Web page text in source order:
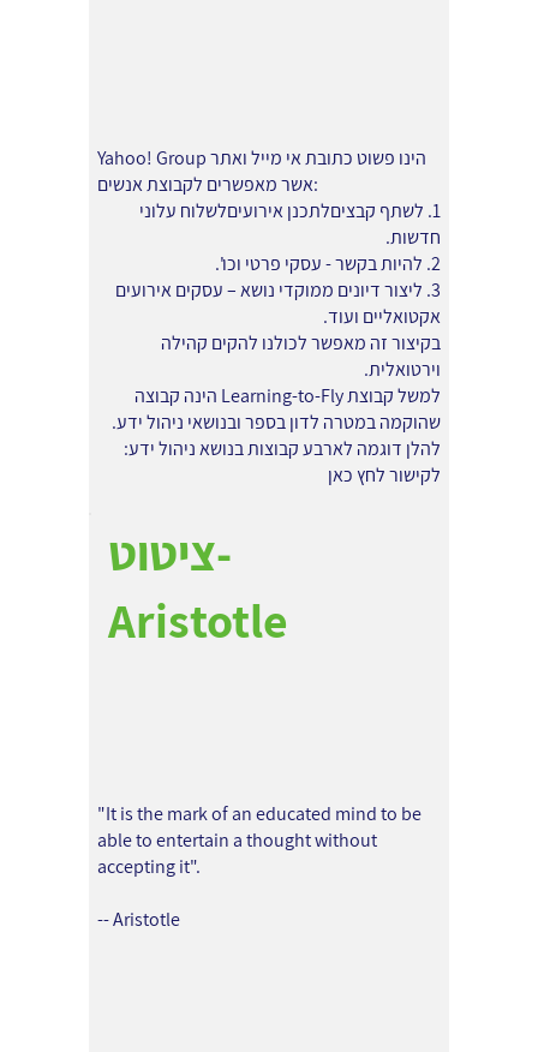
Yahoo! Group הינו פשוט כתובת אי מייל ואתר
אשר מאפשרים לקבוצת אנשים:
1. לשתף קבציםלתכנן אירועיםלשלוח עלוני
חדשות.
2. להיות בקשר - עסקי פרטי וכו'.
3. ליצור דיונים ממוקדי נושא – עסקים אירועים
אקטואליים ועוד.
בקיצור זה מאפשר לכולנו להקים קהילה
וירטואלית.
למשל קבוצת Learning-to-Fly הינה קבוצה
שהוקמה במטרה לדון בספר ובנושאי ניהול ידע.
להלן דוגמה לארבע קבוצות בנושא ניהול ידע:
לקישור לחץ כאן
ציטוט-
Aristotle
"It is the mark of an educated mind to be
able to entertain a thought without
accepting it".
-- Aristotle